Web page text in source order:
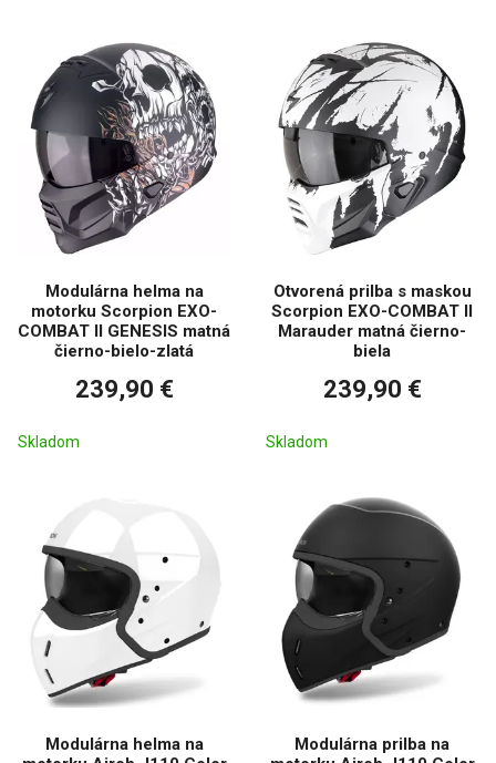
Modulárna helma na
motorku Scorpion EXO-
COMBAT II GENESIS matná
čierno-bielo-zlatá
239,90 €
Skladom
Otvorená prilba s maskou
Scorpion EXO-COMBAT II
Marauder matná čierno-
biela
239,90 €
Skladom
Modulárna helma na
Modulárna prilba na